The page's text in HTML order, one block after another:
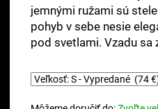
hviezdičiek.
jemnými ružami sú
pohyb v sebe nesie
pod svetlami. Vzadu sa